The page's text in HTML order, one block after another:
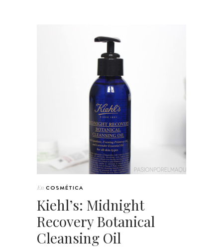
En COSMÉTICA
Kiehl’s: Midnight
Recovery Botanical
Cleansing Oil